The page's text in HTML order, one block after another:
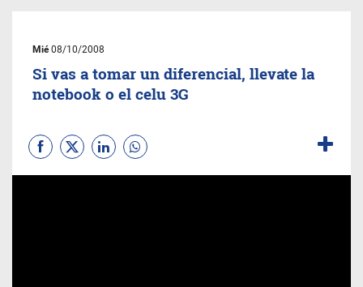
Mié08/10/2008
Si vas a tomar un diferencial, llevate la
notebook o el celu 3G